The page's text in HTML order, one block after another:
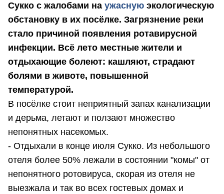
Сукко с жалобами на ужасную экологическую
обстановку в их посёлке. Загрязнение реки
стало причиной появления ротавирусной
инфекции. Всё лето местные жители и
отдыхающие болеют: кашляют, страдают
болями в животе, повышенной
температурой.
В посёлке стоит неприятный запах канализации
и дерьма, летают и ползают множество
непонятных насекомых.
- Отдыхали в конце июля Сукко. Из небольшого
отеля более 50% лежали в состоянии "комы" от
непонятного ротовируса, скорая из отеля не
выезжала и так во всех гостевых домах и